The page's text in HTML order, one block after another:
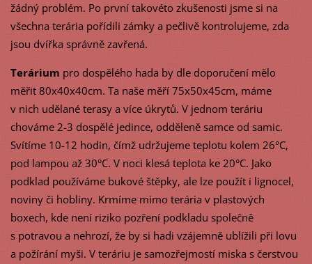
žádný problém. Po první takovéto zkušenosti jsme si na
všechna terária pořídili zámky a pečlivě kontrolujeme, zda
jsou dvířka správně zavřená.
Terárium pro dospělého hada by dle doporučení mělo
měřit 80x40x40cm. Ta naše měří 75x50x45cm, máme
v nich udělané terasy a více úkrytů. V jednom teráriu
chováme 2-3 dospělé jedince, odděleně samce od samic.
Svítíme 10-12 hodin, čímž udržujeme teplotu kolem 26°C,
pod lampou až 30°C. V noci klesá teplota ke 20°C. Jako
podklad používáme bukové štěpky, ale lze použít i lignocel,
noviny či hobliny. Krmíme mimo terária v plastových
boxech, kde není riziko pozření podkladu společně
s potravou a nehrozí, že by si hadi vzájemně ublížili při lovu
a požírání myši. V teráriu je samozřejmostí miska s čerstvou